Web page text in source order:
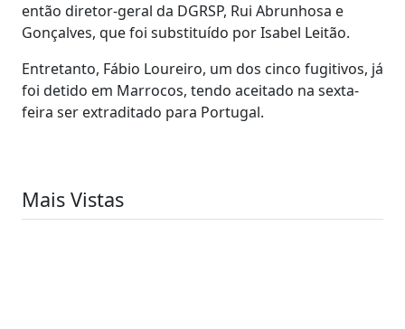
então diretor-geral da DGRSP, Rui Abrunhosa e
Gonçalves, que foi substituído por Isabel Leitão.
Entretanto, Fábio Loureiro, um dos cinco fugitivos, já
foi detido em Marrocos, tendo aceitado na sexta-
feira ser extraditado para Portugal.
Mais Vistas